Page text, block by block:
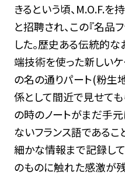
きるという頃、M.O.F.を
と招聘され、この『名品
した。歴史ある伝統的
端技術を使った新しいケ
の名の通りパート(粉生
係として間近で見せて
の時のノートがまだ手
ないフランス語であるこ
細かな情報まで記録し
のものに触れた感激が残